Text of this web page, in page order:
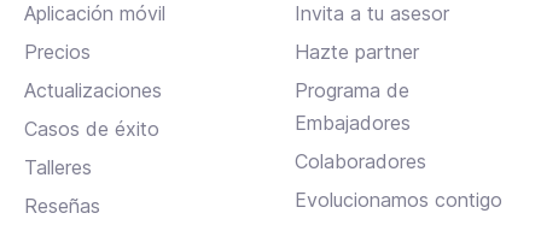
Aplicación móvil
Precios
Actualizaciones
Casos de éxito
Talleres
Reseñas
Invita a tu asesor
Hazte partner
Programa de
Embajadores
Colaboradores
Evolucionamos contigo